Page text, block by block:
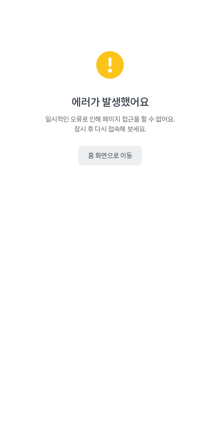
에러가 발생했어요
일시적인 오류로 인해 페이지 접근을 할 수 없어요.
잠시 후 다시 접속해 보세요.
홈 화면으로 이동